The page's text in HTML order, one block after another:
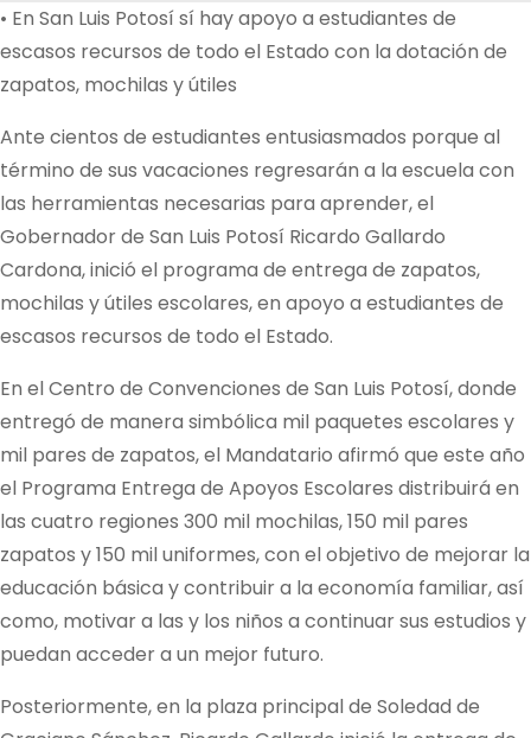
• En San Luis Potosí sí hay apoyo a estudiantes de
escasos recursos de todo el Estado con la dotación de
zapatos, mochilas y útiles
Ante cientos de estudiantes entusiasmados porque al
término de sus vacaciones regresarán a la escuela con
las herramientas necesarias para aprender, el
Gobernador de San Luis Potosí Ricardo Gallardo
Cardona, inició el programa de entrega de zapatos,
mochilas y útiles escolares, en apoyo a estudiantes de
escasos recursos de todo el Estado.
En el Centro de Convenciones de San Luis Potosí, donde
entregó de manera simbólica mil paquetes escolares y
mil pares de zapatos, el Mandatario afirmó que este año
el Programa Entrega de Apoyos Escolares distribuirá en
las cuatro regiones 300 mil mochilas, 150 mil pares
zapatos y 150 mil uniformes, con el objetivo de mejorar la
educación básica y contribuir a la economía familiar, así
como, motivar a las y los niños a continuar sus estudios y
puedan acceder a un mejor futuro.
Posteriormente, en la plaza principal de Soledad de